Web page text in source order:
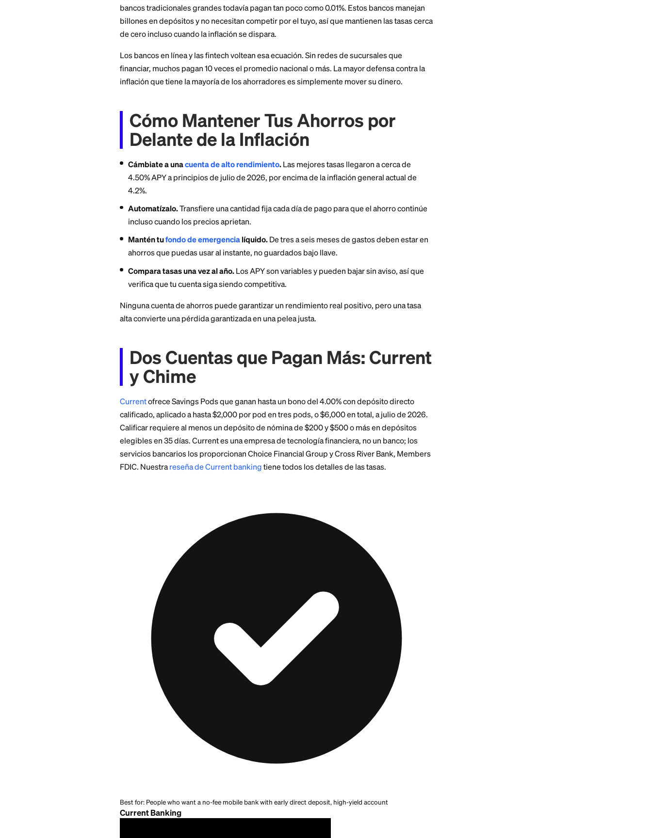
Los números de junio llegan el 14 de julio de 2026. Muestren lo que muestren, la lección se
mantiene: la inflación se acumula. Incluso la meta del 2% de la Reserva Federal erosiona
alrededor de un tercio del poder de compra de tu dinero en 20 años si tus ahorros no
generan nada.
Promedio Se Queda Atrás
bancos tradicionales grandes todavía pagan tan poco como 0.01%. Estos bancos manejan
billones en depósitos y no necesitan competir por el tuyo, así que mantienen las tasas cerca
Los bancos en línea y las fintech voltean esa ecuación. Sin redes de sucursales que
financiar, muchos pagan 10 veces el promedio nacional o más. La mayor defensa contra la
inflación que tiene la mayoría de los ahorradores es simplemente mover su dinero.
Cómo Mantener Tus Ahorros por
Delante de la Inflación
Cámbiate a unacuenta de alto rendimiento.Las mejores tasas llegaron a cerca de
4.50% APY a principios de julio de 2026, por encima de la inflación general actual de
4.2%.
Automatízalo.Transfiere una cantidad fija cada día de pago para que el ahorro continúe
incluso cuando los precios aprietan.
Mantén tufondo de emergencialíquido.De tres a seis meses de gastos deben estar en
ahorros que puedas usar al instante, no guardados bajo llave.
Ninguna cuenta de ahorros puede garantizar un rendimiento real positivo, pero una tasa
alta convierte una pérdida garantizada en una pelea justa.
Dos Cuentas que Pagan Más: Current
y Chime
Current
ofrece Savings Pods que ganan hasta un bono del 4.00% con depósito directo
calificado, aplicado a hasta $2,000 por pod en tres pods, o $6,000 en total, a julio de 2026.
Calificar requiere al menos un depósito de nómina de $200 y $500 o más en depósitos
elegibles en 35 días. Current es una empresa de tecnología financiera, no un banco; los
servicios bancarios los proporcionan Choice Financial Group y Cross River Bank, Members
FDIC. Nuestra
tiene todos los detalles de las tasas.